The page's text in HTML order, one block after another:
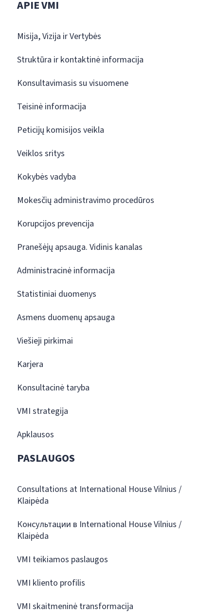
APIE VMI
Misija, Vizija ir Vertybės
Struktūra ir kontaktinė informacija
Konsultavimasis su visuomene
Teisinė informacija
Peticijų komisijos veikla
Veiklos sritys
Kokybės vadyba
Mokesčių administravimo procedūros
Korupcijos prevencija
Pranešėjų apsauga. Vidinis kanalas
Administracinė informacija
Statistiniai duomenys
Asmens duomenų apsauga
Viešieji pirkimai
Karjera
Konsultacinė taryba
VMI strategija
Apklausos
PASLAUGOS
Consultations at International House Vilnius /
Klaipėda
Консультации в International House Vilnius /
Klaipėda
VMI teikiamos paslaugos
VMI kliento profilis
VMI skaitmeninė transformacija